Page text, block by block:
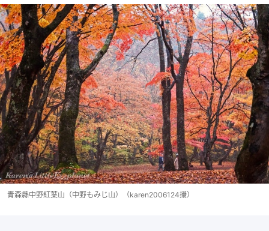
青森縣中野紅葉山（中野もみじ山）（karen2006124攝）